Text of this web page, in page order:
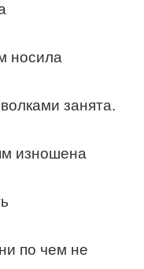
носила
занята.
изношена
по чем не